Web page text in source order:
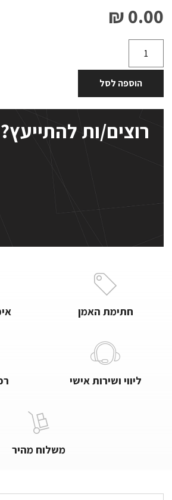
0.00 ₪
הוספה לסל
רוצים/ות
חתימת האמן
ליווי ושירות אישי
משלוח מהיר